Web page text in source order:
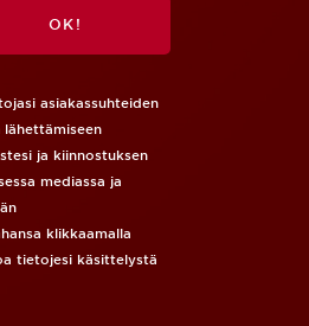
OK!
asiakassuhteiden
ja kiinnostuksen
mediassa ja
klikkaamalla
tietojesi käsittelystä